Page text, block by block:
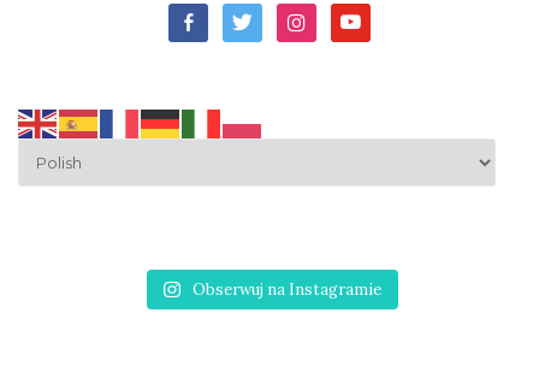
facebook-
alt
twitterinstagramyoutube
Obserwuj na Instagramie